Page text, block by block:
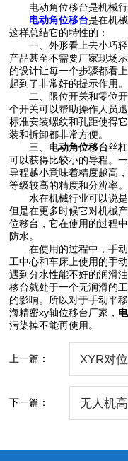
电动角位移台是机械行
电动角位移台是在机械
这样总结它的特性的：
一、外形看上去小巧轻便
产品甚至不需要厂家现场示
的设计让每一个步骤都看上
起到了非常好的提示作用。
二、限位开关和零位开
个开关可以帮助操作人员迅
标准安装螺纹和孔距使得它
装和拆卸都非常方便。
三、 电动角位移台丝
可以获得比较小的导程。
导程越小意味着精度越高
等级较高的精度和分辨率。
水在机械行业可以说是一
但是在更多时候它对机械产
位移台，它在使用的过程
防水。
在使用的过程中，手动
工中心和车床上使用的手动
遇到分水性能不好的润滑油
移台就处于一个无润滑的工
的影响。所以对于手动平
海精密xy轴位移台厂家，
污染掉不能再使用。
上一篇： XYR对
下一篇： 无人机